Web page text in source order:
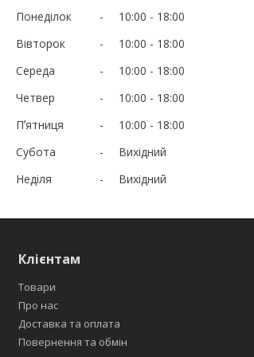
Понеділок 10:00
18:00
Вівторок
10:00
18:00
Середа
10:00
18:00
Четвер
10:00
18:00
Пʼятниця
10:00
18:00
Субота
Вихідний
Неділя
Вихідний
Клієнтам
Товари
Про нас
Доставка та оплата
Повернення та обмін